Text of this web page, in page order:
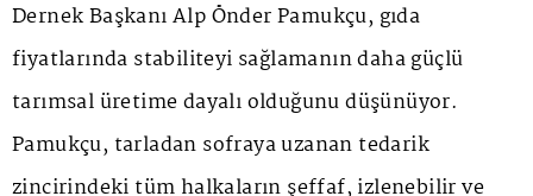
Dernek Başkanı Alp Önder Pamukçu, gıda
fiyatlarında stabiliteyi sağlamanın daha güçlü
tarımsal üretime dayalı olduğunu düşünüyor.
Pamukçu, tarladan sofraya uzanan tedarik
zincirindeki tüm halkaların şeffaf, izlenebilir ve